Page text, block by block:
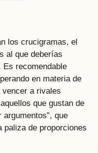
los crucigramas, el
al que deberías
Es recomendable
en materia de
a rivales
que gustan de
que
paliza de proporciones